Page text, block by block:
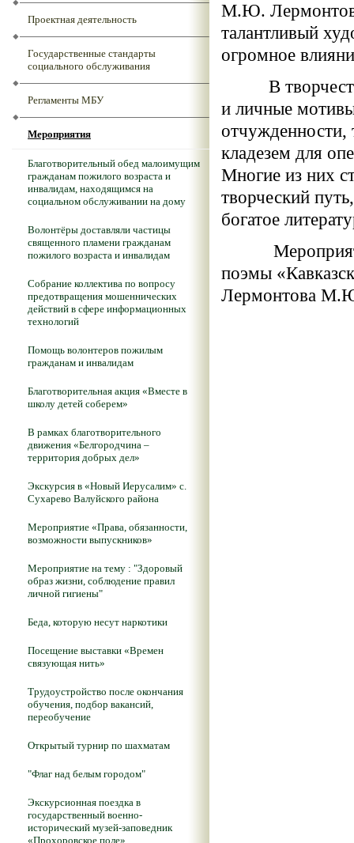
Проектная деятельность
Государственные стандарты
социального обслуживания
Регламенты МБУ
Мероприятия
Благотворительный обед малоимущим
гражданам пожилого возраста и
инвалидам, находящимся на
социальном обслуживании на дому
Волонтёры доставляли частицы
священного пламени гражданам
пожилого возраста и инвалидам
Собрание коллектива по вопросу
предотвращения мошеннических
действий в сфере информационных
технологий
Помощь волонтеров пожилым
гражданам и инвалидам
Благотворительная акция «Вместе в
школу детей соберем»
В рамках благотворительного
движения «Белгородчина –
территория добрых дел»
Экскурсия в «Новый Иерусалим» с.
Сухарево Валуйского района
Мероприятие «Права, обязанности,
возможности выпускников»
Мероприятие на тему : "Здоровый
образ жизни, соблюдение правил
личной гигиены"
Беда, которую несут наркотики
Посещение выставки «Времен
связующая нить»
Трудоустройство после окончания
обучения, подбор вакансий,
переобучение
Открытый турнир по шахматам
"Флаг над белым городом"
Экскурсионная поездка в
государственный военно-
исторический музей-заповедник
«Прохоровское поле»
М.Ю. Лермонтов
талантливый
огромное
В творчестве
и личные
отчужденности,
кладезем для
Многие из них
творческий
богатое
Мероприятие
поэмы
Лермонтова